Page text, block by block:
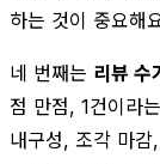
하는 것이 중요해
네 번째는 리뷰 수
점 만점, 1건이라
내구성, 조각 마감